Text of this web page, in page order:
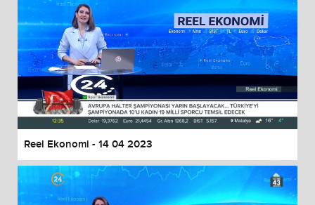
Reel Ekonomi - 14 04 2023